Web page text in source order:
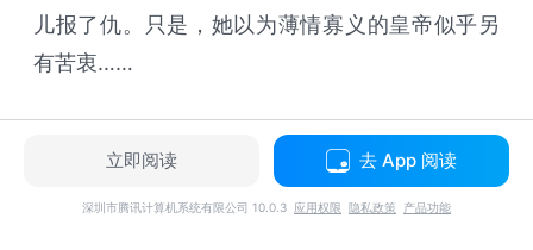
儿报了仇。只是，她以为薄情寡义的皇帝似乎另
有苦衷……
立即阅读 去 App 阅读
深圳市腾讯计算机系统有限公司 10.0.3 应用权限 隐私政策 产品功能